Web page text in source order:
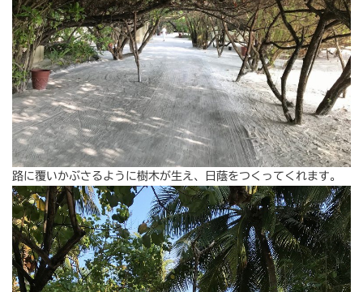
路に覆いかぶさるように樹木が生え、日蔭をつくってくれます。